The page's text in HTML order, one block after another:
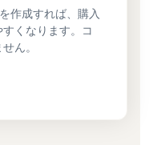
作成すれば、購入
くなります。コ
ん。